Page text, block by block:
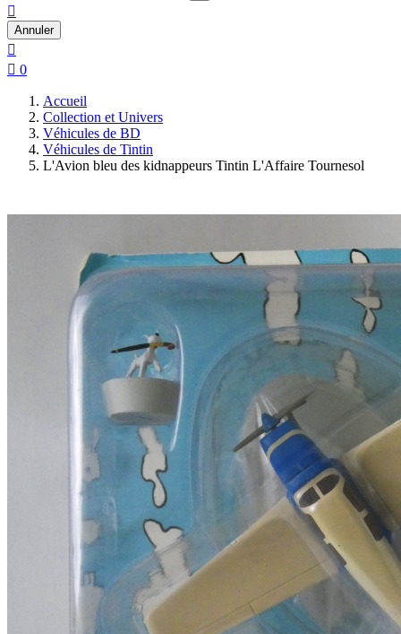

Annuler

 0
Accueil
Collection et Univers
Véhicules de BD
Véhicules de Tintin
L'Avion bleu des kidnappeurs Tintin L'Affaire Tournesol